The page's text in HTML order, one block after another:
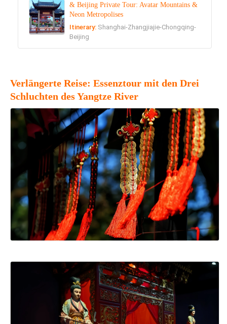
& Beijing Private Tour: Avatar Mountains &
Neon Metropolises
Itinerary: Shanghai-Zhangjiajie-Chongqing-
Beijing
Verlängerte Reise: Essenztour mit den Drei
Schluchten des Yangtze River